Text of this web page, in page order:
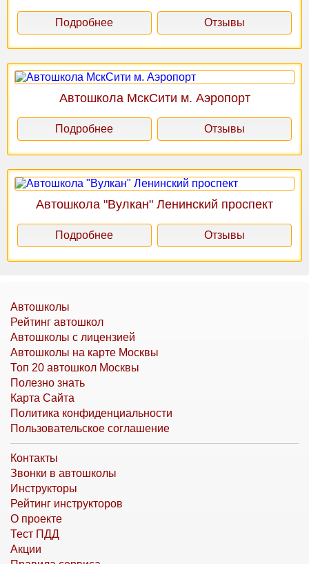
Подробнее Отзывы
Автошкола МскСити м. Аэропорт
Подробнее Отзывы
Автошкола "Вулкан" Ленинский проспект
Подробнее Отзывы
Автошколы
Рейтинг автошкол
Автошколы с лицензией
Автошколы на карте Москвы
Топ 20 автошкол Москвы
Полезно знать
Карта Сайта
Политика конфиденциальности
Пользовательское соглашение
Контакты
Звонки в автошколы
Инструкторы
Рейтинг инструкторов
О проекте
Тест ПДД
Акции